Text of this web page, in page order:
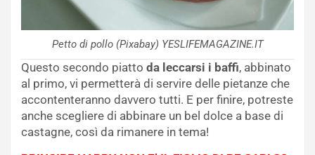
Petto di pollo (Pixabay) YESLIFEMAGAZINE.IT
Questo secondo piatto da leccarsi i baffi, abbinato
al primo, vi permetterà di servire delle pietanze che
accontenteranno davvero tutti. E per finire, potreste
anche scegliere di abbinare un bel dolce a base di
castagne, così da rimanere in tema!